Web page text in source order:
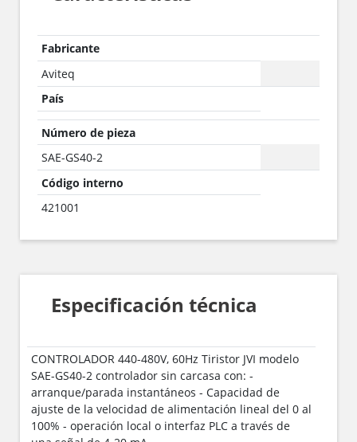
Fabricante
Aviteq
País
Número de pieza
SAE-GS40-2
Código interno
421001
Especificación técnica
CONTROLADOR 440-480V, 60Hz Tiristor JVI modelo
SAE-GS40-2 controlador sin carcasa con: -
arranque/parada instantáneos - Capacidad de
ajuste de la velocidad de alimentación lineal del 0 al
100% - operación local o interfaz PLC a través de